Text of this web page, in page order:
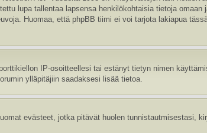
lupa tallentaa lapsensa henkilökohtaisia tietoja
Huomaa, että phpBB tiimi ei voi tarjota lakiapua
IP-osoitteellesi tai estänyt tietyn nimen
ylläpitäjiin saadaksesi lisää tietoa.
evästeet, jotka pitävät huolen tunnistautmisestasi,